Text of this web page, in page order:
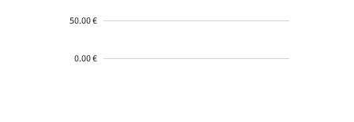
50.00 €
0.00 €